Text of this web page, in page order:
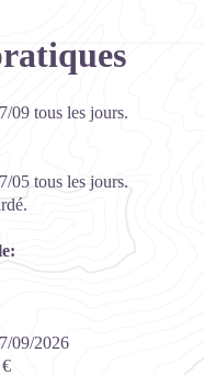
09 tous les jours.
05 tous les jours.
09/2026